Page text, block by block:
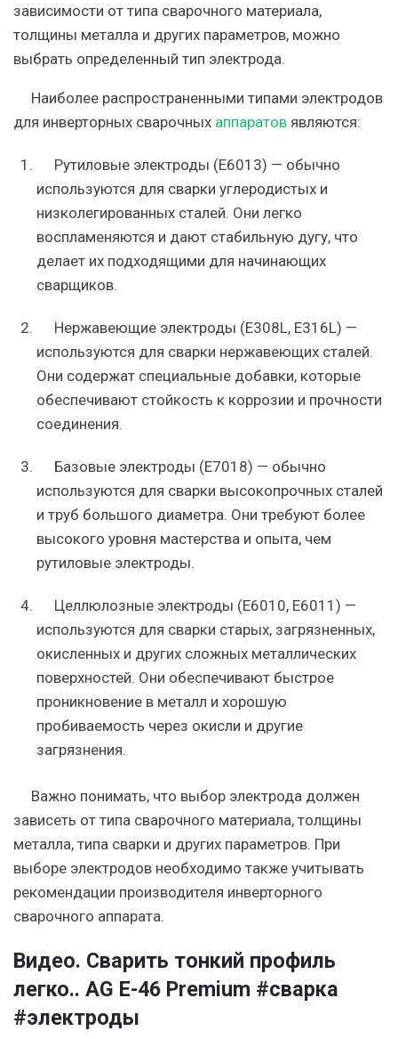
зависимости от типа сварочного материала,
толщины металла и других параметров, можно
выбрать определенный тип электрода.
Наиболее распространенными типами электродов
для инверторных сварочных аппаратов являются:
Рутиловые электроды (E6013) — обычно
используются для сварки углеродистых и
низколегированных сталей. Они легко
воспламеняются и дают стабильную дугу, что
делает их подходящими для начинающих
сварщиков.
Нержавеющие электроды (E308L, E316L) —
используются для сварки нержавеющих сталей.
Они содержат специальные добавки, которые
обеспечивают стойкость к коррозии и прочности
соединения.
Базовые электроды (E7018) — обычно
используются для сварки высокопрочных сталей
и труб большого диаметра. Они требуют более
высокого уровня мастерства и опыта, чем
рутиловые электроды.
Целлюлозные электроды (E6010, E6011) —
используются для сварки старых, загрязненных,
окисленных и других сложных металлических
поверхностей. Они обеспечивают быстрое
проникновение в металл и хорошую
пробиваемость через окисли и другие
загрязнения.
Важно понимать, что выбор электрода должен
зависеть от типа сварочного материала, толщины
металла, типа сварки и других параметров. При
выборе электродов необходимо также учитывать
рекомендации производителя инверторного
сварочного аппарата.
Видео. Сварить тонкий профиль
легко.. AG E-46 Premium #сварка
#электроды